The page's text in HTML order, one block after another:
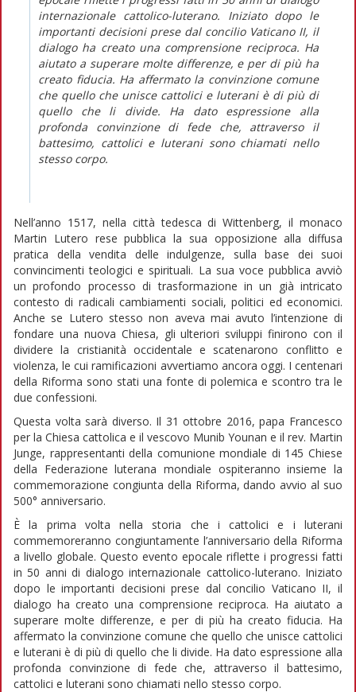
internazionale cattolico-luterano. Iniziato dopo le
importanti decisioni prese dal concilio Vaticano II, il
dialogo ha creato una comprensione reciproca. Ha
aiutato a superare molte differenze, e per di più ha
creato fiducia. Ha affermato la convinzione comune
che quello che unisce cattolici e luterani è di più di
quello che li divide. Ha dato espressione alla
profonda convinzione di fede che, attraverso il
battesimo, cattolici e luterani sono chiamati nello
stesso corpo.
Nell’anno 1517, nella città tedesca di Wittenberg, il monaco
Martin Lutero rese pubblica la sua opposizione alla diffusa
pratica della vendita delle indulgenze, sulla base dei suoi
convincimenti teologici e spirituali. La sua voce pubblica avviò
un profondo processo di trasformazione in un già intricato
contesto di radicali cambiamenti sociali, politici ed economici.
Anche se Lutero stesso non aveva mai avuto l’intenzione di
fondare una nuova Chiesa, gli ulteriori sviluppi finirono con il
dividere la cristianità occidentale e scatenarono conflitto e
violenza, le cui ramificazioni avvertiamo ancora oggi. I centenari
della Riforma sono stati una fonte di polemica e scontro tra le
due confessioni.
Questa volta sarà diverso. Il 31 ottobre 2016, papa Francesco
per la Chiesa cattolica e il vescovo Munib Younan e il rev. Martin
Junge, rappresentanti della comunione mondiale di 145 Chiese
della Federazione luterana mondiale ospiteranno insieme la
commemorazione congiunta della Riforma, dando avvio al suo
500° anniversario.
È la prima volta nella storia che i cattolici e i luterani
commemoreranno congiuntamente l’anniversario della Riforma
a livello globale. Questo evento epocale riflette i progressi fatti
in 50 anni di dialogo internazionale cattolico-luterano. Iniziato
dopo le importanti decisioni prese dal concilio Vaticano II, il
dialogo ha creato una comprensione reciproca. Ha aiutato a
superare molte differenze, e per di più ha creato fiducia. Ha
affermato la convinzione comune che quello che unisce cattolici
e luterani è di più di quello che li divide. Ha dato espressione alla
profonda convinzione di fede che, attraverso il battesimo,
cattolici e luterani sono chiamati nello stesso corpo.